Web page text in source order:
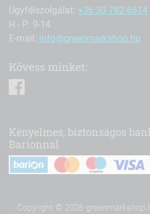
Ügyfélszolgálat: +36 30 782-8614
H - P: 9-14
E-mail: info@greenmarkshop.hu
Kövess minket:
Kényelmes, biztonságos
Barionnal
Copyright © 2026